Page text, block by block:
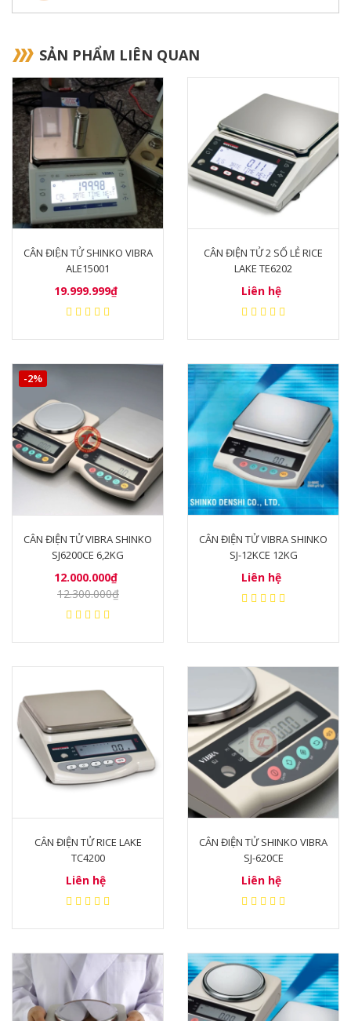
SẢN PHẨM LIÊN QUAN
CÂN ĐIỆN TỬ SHINKO VIBRA
ALE15001
19.999.999₫
CÂN ĐIỆN TỬ 2 SỐ LẺ RICE
LAKE TE6202
Liên hệ
-2%
CÂN ĐIỆN TỬ VIBRA SHINKO
SJ6200CE 6,2KG
12.000.000₫
12.300.000₫
CÂN ĐIỆN TỬ VIBRA SHINKO
SJ-12KCE 12KG
Liên hệ
CÂN ĐIỆN TỬ RICE LAKE
TC4200
Liên hệ
CÂN ĐIỆN TỬ SHINKO VIBRA
SJ-620CE
Liên hệ